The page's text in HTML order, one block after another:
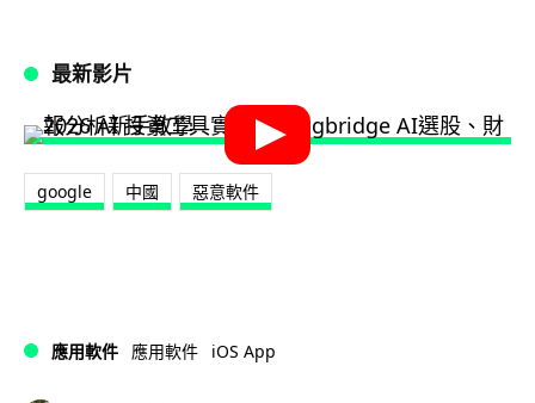
最新影片
google 中國 惡意軟件
應用軟件 應用軟件 iOS App